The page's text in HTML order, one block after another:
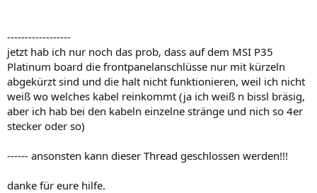
------------------
jetzt hab ich nur noch das prob, dass auf dem MSI P35
Platinum board die frontpanelanschlüsse nur mit kürzeln
abgekürzt sind und die halt nicht funktionieren, weil ich nicht
weiß wo welches kabel reinkommt (ja ich weiß n bissl bräsig,
aber ich hab bei den kabeln einzelne stränge und nich so 4er
stecker oder so)
------ ansonsten kann dieser Thread geschlossen werden!!!
danke für eure hilfe.